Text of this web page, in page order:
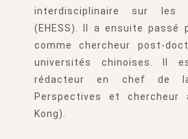
interdisciplinaire sur les
(EHESS). Il a ensuite passé
comme chercheur post-
universités chinoises. Il
rédacteur en chef de
Perspectives et chercheur
Kong).